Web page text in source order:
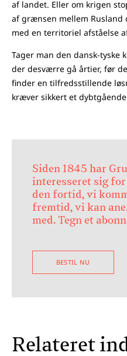
af landet. Eller om krigen
af grænsen mellem Rusland
med en territoriel afståelse
Tager man den dansk-tyske
der desværre gå årtier, før
finder en tilfredsstillende
kræver sikkert et
Siden 1845 har
interesseret sig
den fortid, vi
fremtid, vi kan
med. Tegn et
BESTIL NU
Relateret